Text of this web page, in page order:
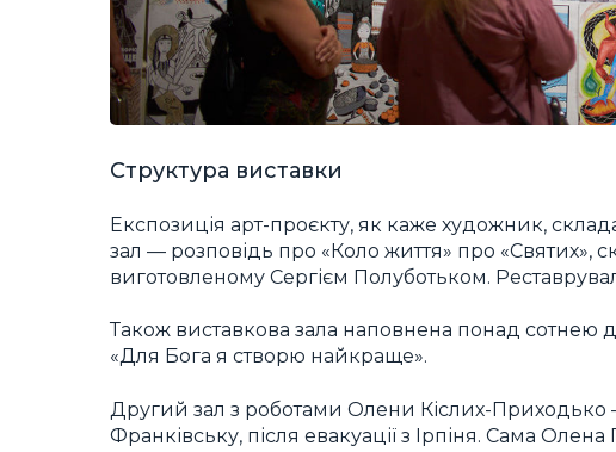
Структура виставки
Експозиція арт-проєкту, як каже художник,
зал — розповідь про «Коло життя» про «Святих»,
виготовленому Сергієм Полуботьком.
Також виставкова зала наповнена понад сотнею
«Для Бога я створю найкраще».
Другий зал з роботами Олени Кіслих-Приходько —
Франківську, після евакуації з Ірпіня. Сама